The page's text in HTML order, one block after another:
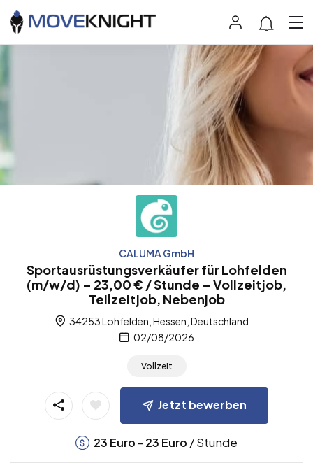
CALUMA GmbH
Sportausrüstungsverkäufer für Lohfelden
(m/w/d) – 23,00 € / Stunde – Vollzeitjob,
Teilzeitjob, Nebenjob
34253 Lohfelden, Hessen, Deutschland
02/08/2026
Vollzeit
Jetzt bewerben
23 Euro - 23 Euro / Stunde